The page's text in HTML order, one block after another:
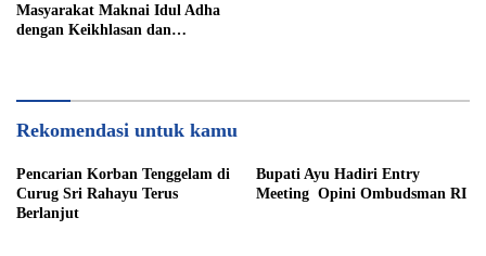
Masyarakat Maknai Idul Adha
dengan Keikhlasan dan
Rekomendasi untuk kamu
Pencarian Korban Tenggelam di
Curug Sri Rahayu Terus
Berlanjut
Bupati Ayu Hadiri Entry
Meeting Opini Ombudsman RI